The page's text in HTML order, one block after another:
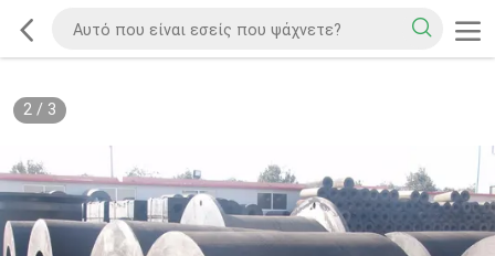
2/ 3